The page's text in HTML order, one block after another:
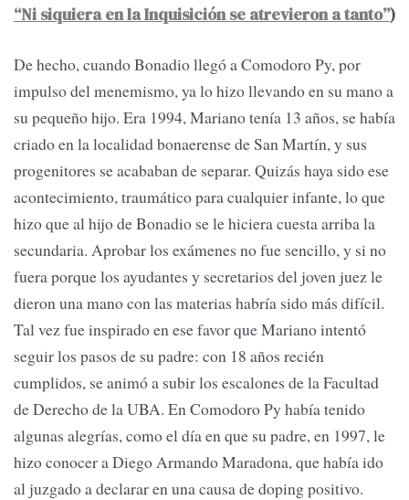
“Ni siquiera en la Inquisición se atrevieron a tanto”)
De hecho, cuando Bonadio llegó a Comodoro Py, por
impulso del menemismo, ya lo hizo llevando en su mano a
su pequeño hijo. Era 1994, Mariano tenía 13 años, se había
criado en la localidad bonaerense de San Martín, y sus
progenitores se acababan de separar. Quizás haya sido ese
acontecimiento, traumático para cualquier infante, lo que
hizo que al hijo de Bonadio se le hiciera cuesta arriba la
secundaria. Aprobar los exámenes no fue sencillo, y si no
fuera porque los ayudantes y secretarios del joven juez le
dieron una mano con las materias habría sido más difícil.
Tal vez fue inspirado en ese favor que Mariano intentó
seguir los pasos de su padre: con 18 años recién
cumplidos, se animó a subir los escalones de la Facultad
de Derecho de la UBA. En Comodoro Py había tenido
algunas alegrías, como el día en que su padre, en 1997, le
hizo conocer a Diego Armando Maradona, que había ido
al juzgado a declarar en una causa de doping positivo.